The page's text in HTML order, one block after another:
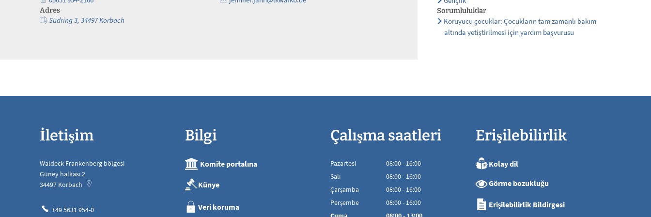
Adres
Südring 3, 34497 Korbach
Sorumluluklar
Koruyucu çocuklar: Çocukların tam zamanlı bakım
altında yetiştirilmesi için yardım başvurusu
İletişim
Waldeck-Frankenberg bölgesi
Güney halkası 2
34497 Korbach
+49 5631 954-0
Bilgi
Komite portalına
Künye
Veri koruma
Çalışma saatleri
Pazartesi 08:00- 16:00
08:00'den 16:00'ya kadar
Salı 08:00- 16:00
08:00'den 16:00'ya kadar
Çarşamba 08:00- 16:00
08:00'den 16:00'ya kadar
Perşembe 08:00- 16:00
08:00'den 16:00'ya kadar
Erişilebilirlik
Kolay dil
Görme bozukluğu
Erişilebilirlik Bildirgesi